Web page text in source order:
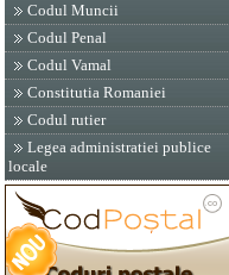
Codul Muncii
Codul Penal
Codul Vamal
Constitutia Romaniei
Codul rutier
Legea administratiei publice
locale